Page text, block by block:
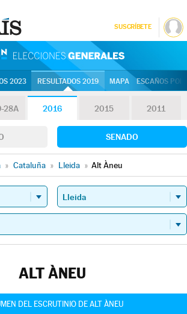
SUSCRÍBETE
2023 RESULTADOS 2019 MAPA ESCAÑOS
28A 2016 2015 2011
SENADO
» Cataluña » Lleida » Alt Àneu
ALT ÀNEU
DEL ESCRUTINIO DE ALT ÀNEU